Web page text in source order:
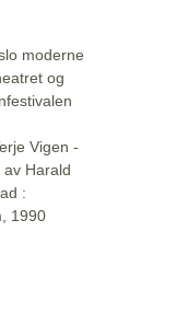
moderne
og
Vigen -
Harald
:
1990